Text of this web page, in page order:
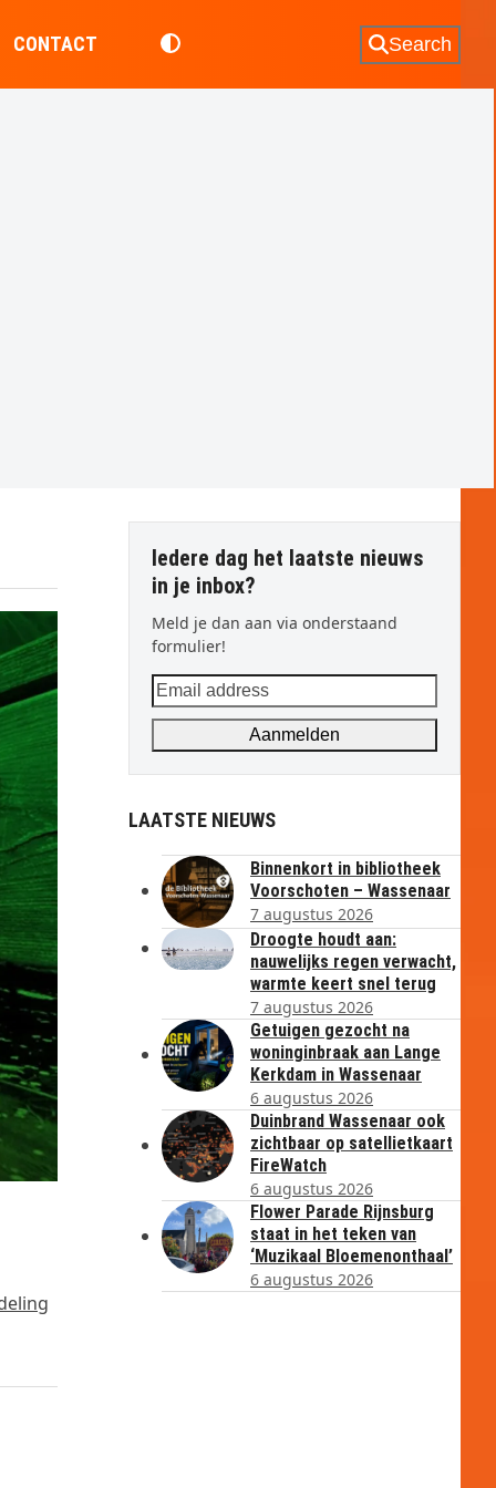
CONTACT Search
Iedere dag het laatste nieuws
in je inbox?
Meld je dan aan via onderstaand
formulier!
Email
address
Aanmelden
LAATSTE NIEUWS
Binnenkort in bibliotheek
Voorschoten – Wassenaar
7 augustus 2026
Droogte houdt aan:
nauwelijks regen verwacht,
warmte keert snel terug
7 augustus 2026
Getuigen gezocht na
woninginbraak aan Lange
Kerkdam in Wassenaar
6 augustus 2026
Duinbrand Wassenaar ook
zichtbaar op satellietkaart
FireWatch
6 augustus 2026
Flower Parade Rijnsburg
staat in het teken van
‘Muzikaal Bloemenonthaal’
6 augustus 2026